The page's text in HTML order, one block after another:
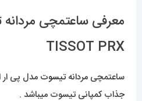
TISSOT PRX
ساعتمچی مردانهتیسوت مدل پی
جذاب کمپانی تیسوت میباشد .